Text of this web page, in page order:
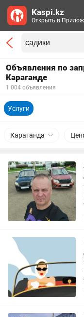
Объявления по
Караганде
1 004 объявления
Услуги
Караганда
Kaspi.kz
Открыть в